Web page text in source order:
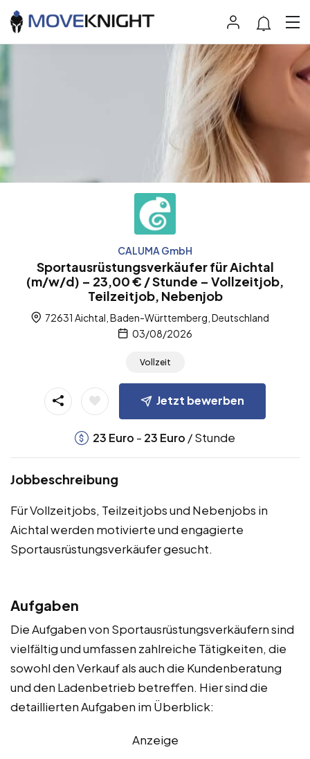
CALUMA GmbH
Sportausrüstungsverkäufer für Aichtal
(m/w/d) – 23,00 € / Stunde – Vollzeitjob,
Teilzeitjob, Nebenjob
72631 Aichtal, Baden-Württemberg, Deutschland
03/08/2026
Vollzeit
Jetzt bewerben
23 Euro - 23 Euro / Stunde
Jobbeschreibung
Für Vollzeitjobs, Teilzeitjobs und Nebenjobs in
Aichtal werden motivierte und engagierte
Sportausrüstungsverkäufer gesucht.
Aufgaben
Die Aufgaben von Sportausrüstungsverkäufern sind
vielfältig und umfassen zahlreiche Tätigkeiten, die
sowohl den Verkauf als auch die Kundenberatung
und den Ladenbetrieb betreffen. Hier sind die
detaillierten Aufgaben im Überblick:
Anzeige